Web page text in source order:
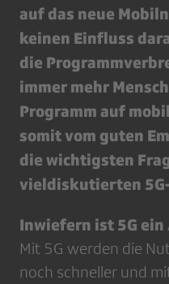
auf das neue
keinen Einfluss
die
immer mehr
Programm auf
somit vom guten
die wichtigsten
vieldiskutierten
Inwiefern ist 5G ein
Mit 5G werden die
noch schneller und